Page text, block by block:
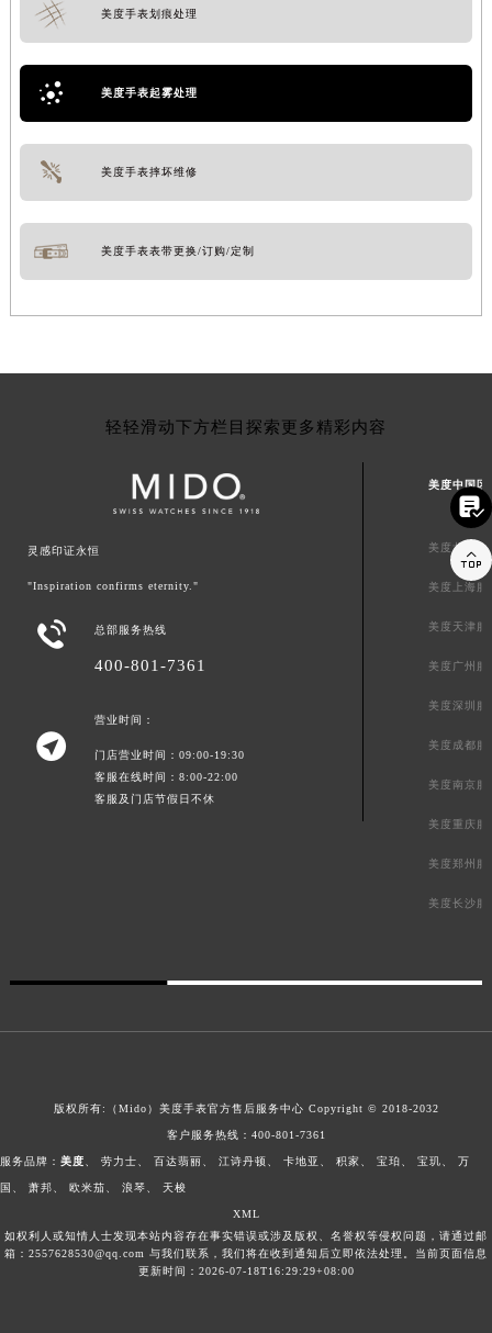
美度手表划痕处理
美度手表起雾处理
美度手表摔坏维修
美度手表表带更换/订购/定制
轻轻滑动下方栏目探索更多精彩内容
灵感印证永恒
"Inspiration confirms eternity."
 总部服务热线
400-801-7361

营业时间：
门店营业时间：09:00-19:30
客服在线时间：8:00-22:00
客服及门店节假日不休
美度中国区
美度北京服
美度上海服
美度天津服
美度广州服
美度深圳服
美度成都服
美度南京服
美度重庆服
美度郑州服
美度长沙服
版权所有:（Mido） 美度手表官方售后服务中心 Copyright © 2018-2032
客户服务热线： 400-801-7361
服务品牌： 美度 劳力士 百达翡丽 江诗丹顿 卡地亚 积家 宝珀 宝玑 万
国 萧邦 欧米茄 浪琴 天梭
XML
如权利人或知情人士发现本站内容存在事实错误或涉及版权、名誉权等侵权问题，请通过邮
箱：2557628530@qq.com 与我们联系，我们将在收到通知后立即依法处理。当前页面信息
更新时间：2026-07-18T16:29:29+08:00

